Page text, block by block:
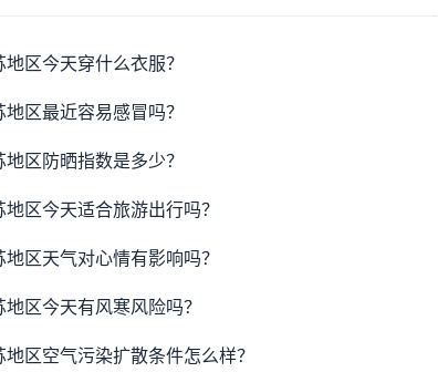
地区今天穿什么衣服？
地区最近容易感冒吗？
地区防晒指数是多少？
地区今天适合旅游出行吗？
地区天气对心情有影响吗？
地区今天有风寒风险吗？
地区空气污染扩散条件怎么样？